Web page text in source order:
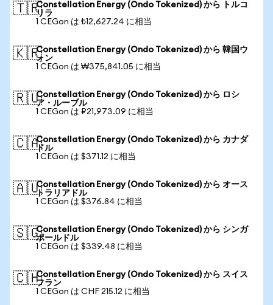
🇹🇷Constellation Energy (Ondo Tokenized) から トルコ
リラ
1 CEGon は ₺12,627.24 に相当
🇰🇷Constellation Energy (Ondo Tokenized) から 韓国ウ
ォン
1 CEGon は ₩375,841.05 に相当
🇷🇺Constellation Energy (Ondo Tokenized) から ロシ
ア・ルーブル
1 CEGon は ₽21,973.09 に相当
🇨🇦Constellation Energy (Ondo Tokenized) から カナダ
ドル
1 CEGon は $371.12 に相当
🇦🇺Constellation Energy (Ondo Tokenized) から オース
トラリアドル
1 CEGon は $376.84 に相当
🇸🇬Constellation Energy (Ondo Tokenized) から シンガ
ポールドル
1 CEGon は $339.48 に相当
🇨🇭Constellation Energy (Ondo Tokenized) から スイス
フラン
1 CEGon は CHF 215.12 に相当